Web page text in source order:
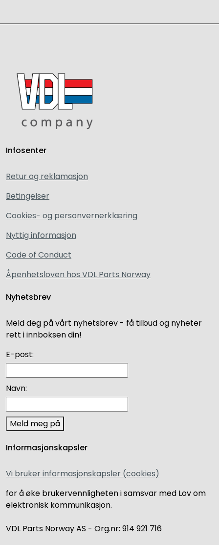
Infosenter
Retur og reklamasjon
Betingelser
Cookies- og personvernerklæring
Nyttig informasjon
Code of Conduct
Åpenhetsloven hos VDL Parts Norway
Nyhetsbrev
Meld deg på vårt nyhetsbrev - få tilbud og nyheter
rett i innboksen din!
E-post:
Navn:
Meld meg på
Informasjonskapsler
Vi bruker informasjonskapsler (cookies)
for å øke brukervennligheten i samsvar med Lov om
elektronisk kommunikasjon.
VDL Parts Norway AS - Org.nr: 914 921 716